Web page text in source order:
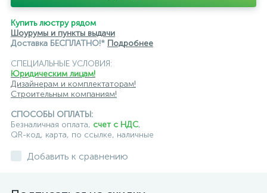
черные ЭРА Crystal Lux Ambrella
Купить люстру рядом
Шоурумы и пункты выдачи
Доставка БЕСПЛАТНО!* Подробнее
СПЕЦИАЛЬНЫЕ УСЛОВИЯ:
Юридическим лицам!
Дизайнерам и комплектаторам!
Строительным компаниям!
СПОСОБЫ ОПЛАТЫ:
Безналичная оплата, счет с НДС,
QR-код, карта, по ссылке, наличные
Добавить к сравнению